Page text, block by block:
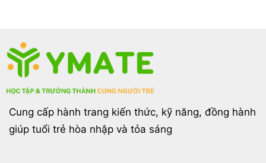
Cung cấp hành trang kiến thức, kỹ năng, đồng hành
giúp tuổi trẻ hòa nhập và tỏa sáng